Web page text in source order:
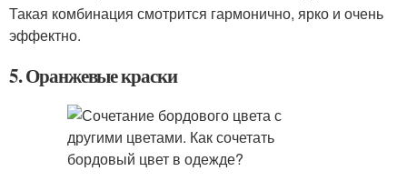
Такая комбинация смотрится гармонично, ярко и очень
эффектно.
5. Оранжевые краски